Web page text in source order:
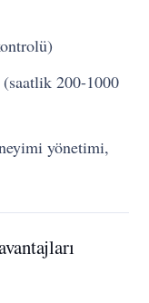
(saatlik 200-1000
yönetimi,